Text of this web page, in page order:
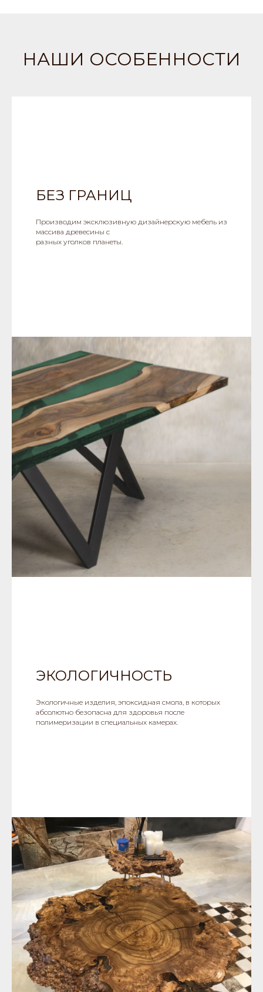
НАШИ ОСОБЕННОСТИ
БЕЗ ГРАНИЦ
Производим эксклюзивную дизайнерскую мебель из
массива древесины с
разных уголков планеты.
ЭКОЛОГИЧНОСТЬ
Экологичные изделия, эпоксидная смола, в которых
абсолютно безопасна для здоровья после
полимеризации в специальных камерах.